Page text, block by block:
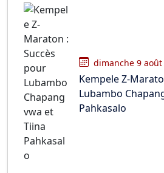
dimanche 9 août
Kempele Z-
Lubambo
Pahkasalo